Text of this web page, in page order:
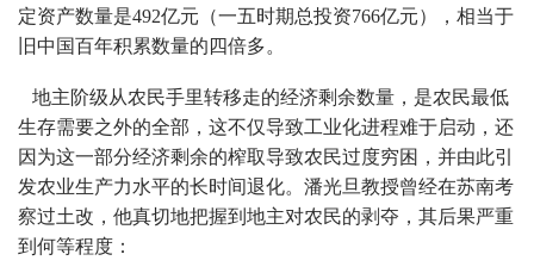
定资产数量是492亿元（一五时期总投资766亿元），相当于
旧中国百年积累数量的四倍多。
地主阶级从农民手里转移走的经济剩余数量，是农民最低
生存需要之外的全部，这不仅导致工业化进程难于启动，还
因为这一部分经济剩余的榨取导致农民过度穷困，并由此引
发农业生产力水平的长时间退化。潘光旦教授曾经在苏南考
察过土改，他真切地把握到地主对农民的剥夺，其后果严重
到何等程度：